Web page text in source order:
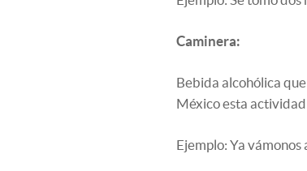
Caminera:
Bebida alcohólica
México esta actividad
Ejemplo: Ya